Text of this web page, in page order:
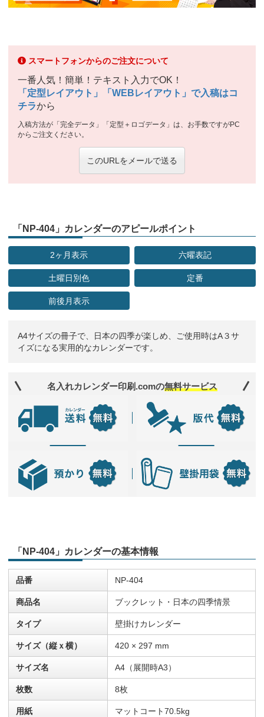
スマートフォンからのご注文について
一番人気！簡単！テキスト入力でOK！
「定型レイアウト」「WEBレイアウト」で入稿はコ
チラから
入稿方法が「完全データ」「定型＋ロゴデータ」は、お手数ですがPC
からご注文ください。
このURLをメールで送る
「NP-404」カレンダーのアピールポイント
2ヶ月表示 六曜表記
土曜日別色 定番
前後月表示
A4サイズの冊子で、日本の四季が楽しめ、ご使用時はA３サ
イズになる実用的なカレンダーです。
名入れカレンダー印刷.comの無料サービス
「NP-404」カレンダーの基本情報
品番 NP-404
商品名 ブックレット・日本の四季情景
タイプ 壁掛けカレンダー
サイズ（縦ｘ横） 420 × 297 mm
サイズ名 A4（展開時A3）
枚数 8枚
用紙 マットコート70.5kg